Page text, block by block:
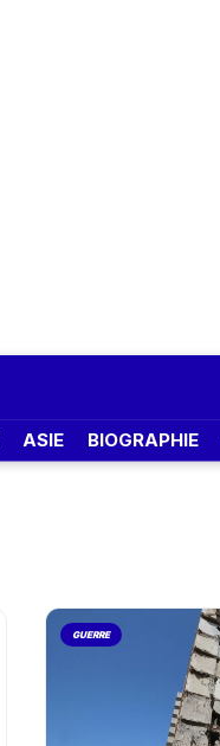
ASIE BIOGRAPHIE
GUERRE